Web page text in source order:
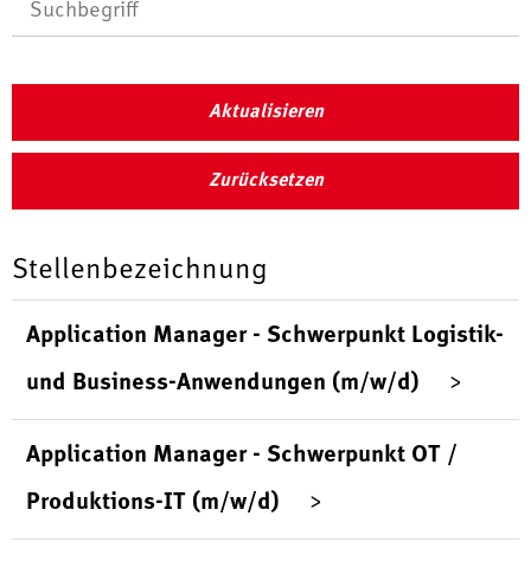
Aktualisieren
Zurücksetzen
Stellenbezeichnung
Application Manager - Schwerpunkt Logistik-
und Business-Anwendungen (m/w/d)
Application Manager - Schwerpunkt OT /
Produktions-IT (m/w/d)